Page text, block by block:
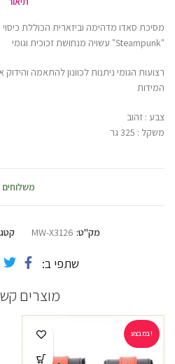
מסיכת סאדו מדהימה וביזארית הכוללת כיסוי
"Steampunk" עשויה מנחושת זכוכית וגומי
רצועות הגומי ניתנות לכוונון להתאמה
המידות
צבע : זהוב
משקל : 325 גר
משלוחים
מק"ט: MW-X3126
שתפי ב
מוצרים
במבצע!